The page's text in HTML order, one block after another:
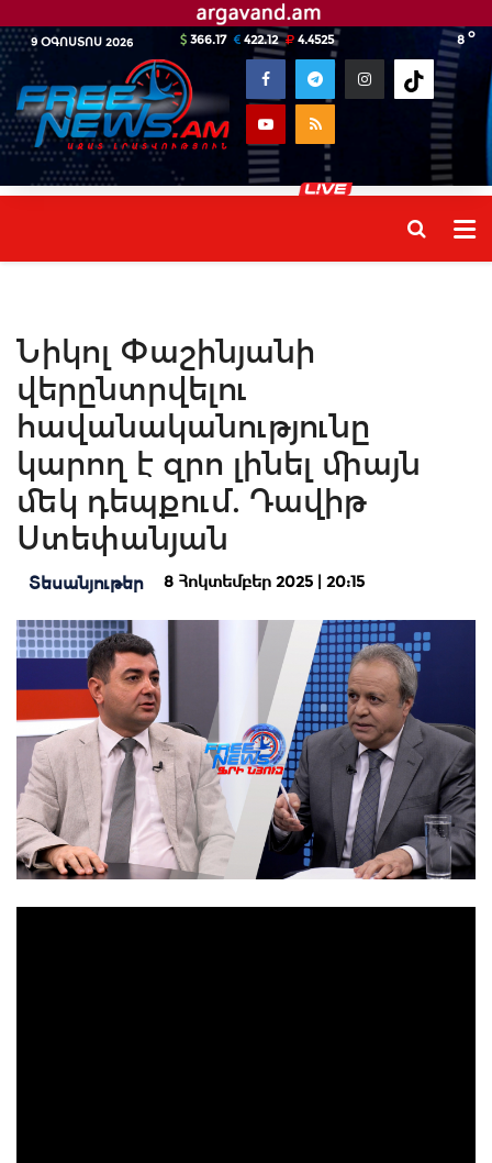
9 ՕԳՈՍՏՈՍ 2026 8 o
366.17 422.12 4.4525
Նիկոլ Փաշինյանի
վերընտրվելու
հավանականությունը
կարող է զրո լինել միայն
մեկ դեպքում. Դավիթ
Ստեփանյան
Տեսանյութեր 8 Հոկտեմբեր 2025 | 20:15